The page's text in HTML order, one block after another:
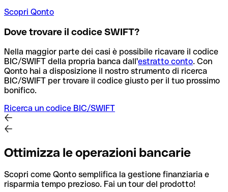
Scopri Qonto
Dove trovare il codice SWIFT?
Nella maggior parte dei casi è possibile ricavare il codice
BIC/SWIFT della propria banca dall'estratto conto. Con
Qonto hai a disposizione il nostro strumento di ricerca
BIC/SWIFT per trovare il codice giusto per il tuo prossimo
bonifico.
Ricerca un codice BIC/SWIFT
Ottimizza le operazioni bancarie
Scopri come Qonto semplifica la gestione finanziaria e
risparmia tempo prezioso. Fai un tour del prodotto!